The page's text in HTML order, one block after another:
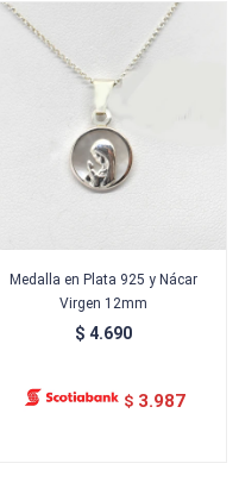
Medalla en Plata 925 y Nácar
Virgen 12mm
$ 4.690
$ 3.987